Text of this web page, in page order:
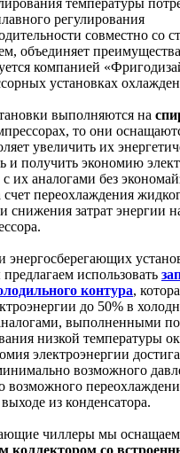
температуры
регулирования
совместно со
объединяет
компанией
установках
выполняются на
то они
увеличить их
и получить экономию
их аналогами без
счет переохлаждения
снижения затрат энергии
энергосберегающих
использовать
контура,
до 50% в
выполненными
низкой температуры
электроэнергии
возможного
возможного
из конденсатора.
чиллеры мы оснащаем